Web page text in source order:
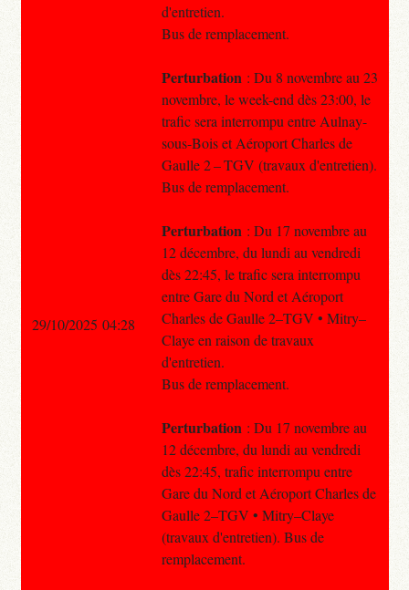
d'entretien.
Bus de remplacement.
Perturbation : Du 8 novembre au 23
novembre, le week-end dès 23:00, le
trafic sera interrompu entre Aulnay-
sous-Bois et Aéroport Charles de
Gaulle 2 – TGV (travaux d'entretien).
Bus de remplacement.
Perturbation : Du 17 novembre au
12 décembre, du lundi au vendredi
dès 22:45, le trafic sera interrompu
entre Gare du Nord et Aéroport
Charles de Gaulle 2–TGV • Mitry–
Claye en raison de travaux
d'entretien.
Bus de remplacement.
Perturbation : Du 17 novembre au
12 décembre, du lundi au vendredi
dès 22:45, trafic interrompu entre
Gare du Nord et Aéroport Charles de
Gaulle 2–TGV • Mitry–Claye
(travaux d'entretien). Bus de
remplacement.
29/10/2025 04:28